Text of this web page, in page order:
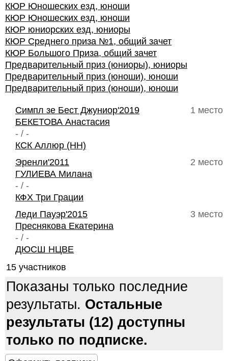
КЮР Юношеских езд, юноши
КЮР Юношеских езд, юноши
КЮР юниорских езд, юниоры
КЮР Среднего приза №1, общий зачет
КЮР Большого Приза, общий зачет
Предварительный приз (юниоры), юниоры
Предварительный приз (юноши), юноши
Предварительный приз (юноши), юноши
1 место
Симпл зе Бест Джуниор'2019
БЕКЕТОВА Анастасия
- / -
КСК Аллюр (НН)
2 место
Эренли'2011
ГУЛИЕВА Милана
- / -
КФХ Три Грации
3 место
Леди Пауэр'2015
Преснякова Екатерина
- / -
ДЮСШ НЦВЕ
15 участников
Показаны только последние
результаты. Остальные
результаты (12) доступны
только по подписке.